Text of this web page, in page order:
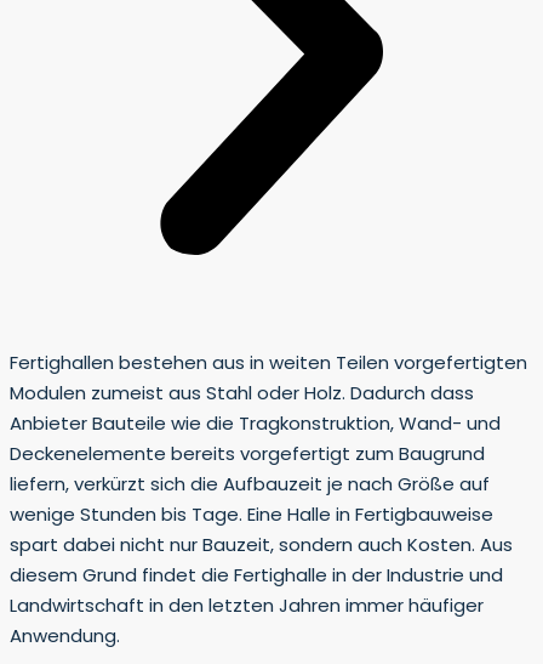
Fertighallen bestehen aus in weiten Teilen vorgefertigten
Modulen zumeist aus Stahl oder Holz. Dadurch dass
Anbieter Bauteile wie die Tragkonstruktion, Wand- und
Deckenelemente bereits vorgefertigt zum Baugrund
liefern, verkürzt sich die Aufbauzeit je nach Größe auf
wenige Stunden bis Tage. Eine Halle in Fertigbauweise
spart dabei nicht nur Bauzeit, sondern auch Kosten. Aus
diesem Grund findet die Fertighalle in der Industrie und
Landwirtschaft in den letzten Jahren immer häufiger
Anwendung.